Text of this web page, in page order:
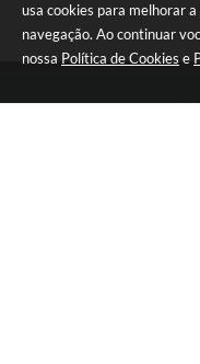
usa cookies para melhorar
navegação. Ao continuar
nossa Política de Cookies e